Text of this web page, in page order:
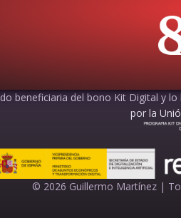
beneficiaria del bono Kit Digital y
por la
© 2026 Guillermo Martínez |